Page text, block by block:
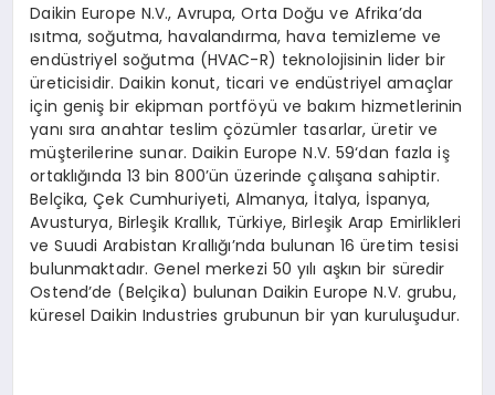
Daikin Europe N.V., Avrupa, Orta Doğu ve Afrika’da
ısıtma, soğutma, havalandırma, hava temizleme ve
endüstriyel soğutma (HVAC-R) teknolojisinin lider bir
üreticisidir. Daikin konut, ticari ve endüstriyel amaçlar
için geniş bir ekipman portföyü ve bakım hizmetlerinin
yanı sıra anahtar teslim çözümler tasarlar, üretir ve
müşterilerine sunar. Daikin Europe N.V. 59‘dan fazla iş
ortaklığında 13 bin 800’ün üzerinde çalışana sahiptir.
Belçika, Çek Cumhuriyeti, Almanya, İtalya, İspanya,
Avusturya, Birleşik Krallık, Türkiye, Birleşik Arap Emirlikleri
ve Suudi Arabistan Krallığı’nda bulunan 16 üretim tesisi
bulunmaktadır. Genel merkezi 50 yılı aşkın bir süredir
Ostend’de (Belçika) bulunan Daikin Europe N.V. grubu,
küresel Daikin Industries grubunun bir yan kuruluşudur.